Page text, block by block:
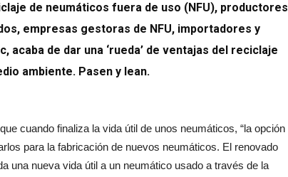
de neumáticos fuera de uso (NFU), productores
empresas gestoras de NFU, importadores y
de dar una ‘rueda’ de ventajas del reciclaje
ambiente. Pasen y lean.
cuando finaliza la vida útil de unos neumáticos, “la opción
para la fabricación de nuevos neumáticos. El renovado
una nueva vida útil a un neumático usado a través de la